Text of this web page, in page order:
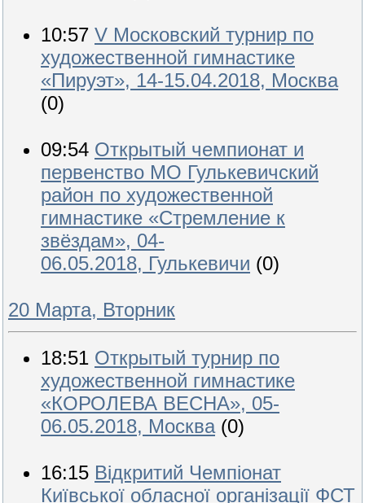
10:57 V Московский турнир по
художественной гимнастике
«Пируэт», 14-15.04.2018, Москва
(0)
09:54 Открытый чемпионат и
первенство МО Гулькевичский
район по художественной
гимнастике «Стремление к
звёздам», 04-
06.05.2018, Гулькевичи (0)
20 Марта, Вторник
18:51 Открытый турнир по
художественной гимнастике
«КОРОЛЕВА ВЕСНА», 05-
06.05.2018, Москва (0)
16:15 Відкритий Чемпіонат
Київської обласної організації ФСТ